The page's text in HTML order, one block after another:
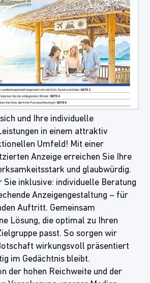
und Ihre individuelle
in einem attraktiv
Umfeld! Mit einer
Anzeige erreichen Sie Ihre
und glaubwürdig.
Sie inklusive: individuelle Beratung
Anzeigengestaltung – für
Auftritt. Gemeinsam
Lösung, die optimal zu Ihren
passt. So sorgen wir
wirkungsvoll präsentiert
im Gedächtnis bleibt.
der hohen Reichweite und der